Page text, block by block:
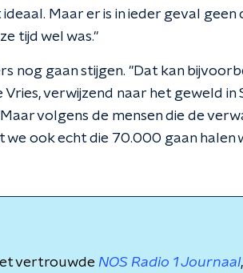
Maar er is in ieder geval geen
tijd wel was."
nog gaan stijgen. "Dat kan
verwijzend naar het geweld in
volgens de mensen die de
ook echt die 70.000 gaan halen
vertrouwde NOS Radio 1 Journaal